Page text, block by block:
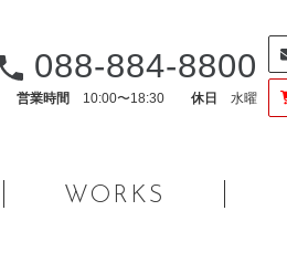
088-884-8800
営業時間 10:00〜18:30 休日 水曜
WORKS